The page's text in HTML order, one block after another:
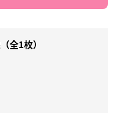
全1枚）